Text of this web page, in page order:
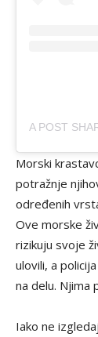
Morski
potražnje
određenih
Ove morske
rizikuju svoje
ulovili, a
na delu. Njima
Iako ne